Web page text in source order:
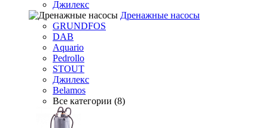
Джилекс
Дренажные насосы
GRUNDFOS
DAB
Aquario
Pedrollo
STOUT
Джилекс
Belamos
Все категории (8)